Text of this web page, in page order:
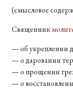
(смысловое
Священник
— об укреплении
— о даровании
— о прощении
— о